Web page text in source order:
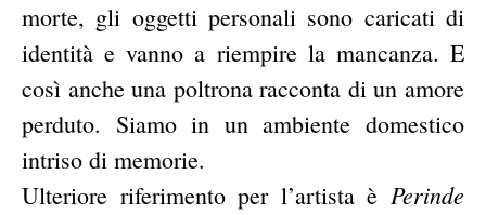
morte, gli oggetti personali sono caricati di
identità e vanno a riempire la mancanza. E
così anche una poltrona racconta di un amore
perduto. Siamo in un ambiente domestico
intriso di memorie.
Ulteriore riferimento per l’artista è Perinde